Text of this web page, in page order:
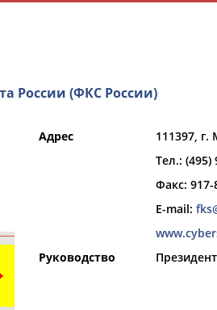
России (ФКС России)
Адрес
111397,
Тел.: (495)
Факс: 917-
E-mail:
Руководство